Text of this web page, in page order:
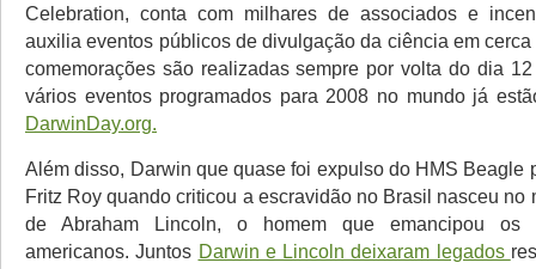
Celebration, conta com milhares de associados e
auxilia eventos públicos de divulgação da ciência em
comemorações são realizadas sempre por volta do dia
vários eventos programados para 2008 no mundo já
DarwinDay.org.
Além disso, Darwin que quase foi expulso do HMS Beagle
Fritz Roy quando criticou a escravidão no Brasil nasceu no
de Abraham Lincoln, o homem que emancipou os
americanos. Juntos Darwin e Lincoln deixaram legados